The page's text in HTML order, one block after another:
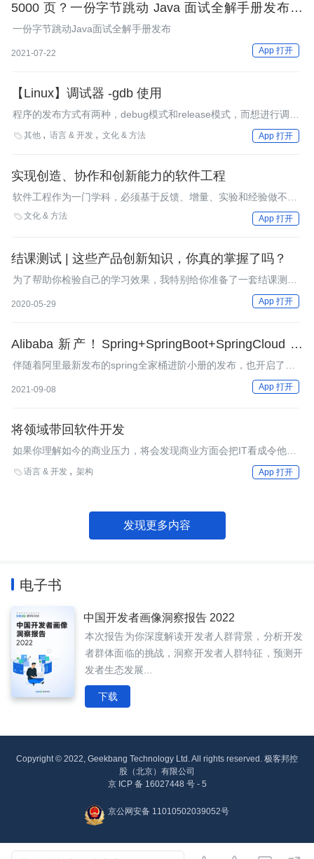
5000 页？一份字节跳动 Java 面试全解手册发布！
瞬间登顶各大搜索栏
​一份字节跳动Java面试全解手册发布
2021-07-22 App 打开
【Linux】调试器 -gdb 使用
程序的发布方式有两种，debug模式和release模式，而想进行调试
只能在发布方式为debug版本下
其他 语言 & 开发 文化 & 方法 App 打开
实现创造、协作和创新能力的软件工程
软件工程作为一门学科，必须基于反馈、增量、实验和经验做不断
迭代。仅有工匠精神是不够的，工程是一种增强创造、协作和创新
文化 & 方法 App 打开
结课测试 | 这些产品创新知识，你真的掌握了吗？
为了帮助你检验自己的学习效果，我特别给你准备了一套结课测试
2020-05-29 App 打开
Alibaba 新产！Spring+SpringBoot+SpringCloud 全
家桶进阶小册
伴随着阿里最新发布的spring全家桶进阶小册的发布，也开启了金
2021-09-08 App 打开
将领域带回软件开发
如果你理解如今的商业压力，将会发现商业方面会把IT看成令他们
止步不前的障碍。从80年代开始，商业就已经在讨论敏捷了，而IT
却是在2000年前期才开始去实现敏捷，David West 在近期阿姆斯
语言 & 开发 架构 App 打开
发现更多内容
电子书
中国开发者画像洞察报告 2022
本次报告为你深度解读开发者人群背景，分析开发
者群体面临的挑战，洞察开发者人群特征，预测开
发者生态发展...
下载
Copyright © 2022, Geekbang Technology Ltd. All rights reserved. 极客邦控
股（北京）有限公司
京 ICP 备 16027448 号 - 5
京公网安备 11010502039052号